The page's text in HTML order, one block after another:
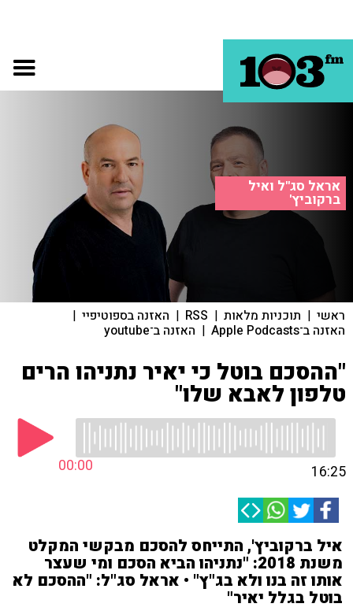
אראל סג"ל ואיל
ברקוביץ'
ראשי | תוכניות מלאות |
RSS
| האזנה בספוטיפיי |
האזנה ב־Apple Podcasts | האזנה ב־youtube
"ההסכם בוטל כי יאיר נתניהו הרים
טלפון לאבא שלו"
00:00 16:25
איל ברקוביץ', התייחס להסכם מבקשי המקלט
משנת 2018: "נתניהו הביא הסכם ומי שעצר
אותו זה בנו ולא בג"ץ" • אראל סג"ל: "ההסכם לא
בוטל בגלל יאיר"